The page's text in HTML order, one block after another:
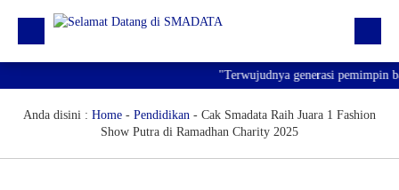
Profil
"Terwujudnya generasi pemimpin
Anda disini : Home - Pendidikan - Cak Smadata Raih Juara 1 Fashion
Show Putra di Ramadhan Charity 2025